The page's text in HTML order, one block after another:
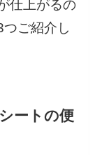
仕上がるの
ご紹介し
ートの便